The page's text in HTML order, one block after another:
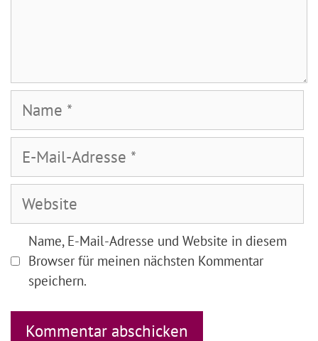
Mail-
Adresse
Name, E-Mail-Adresse und Website in diesem
Browser für meinen nächsten Kommentar
speichern.